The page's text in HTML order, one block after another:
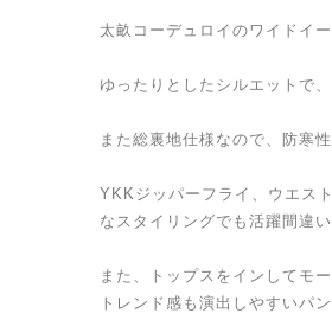
太畝コーデュロイのワイドイ
ゆったりとしたシルエットで
また総裏地仕様なので、防寒
YKKジッパーフライ、ウエス
なスタイリングでも活躍間違
また、トップスをインしてモ
トレンド感も演出しやすいパン